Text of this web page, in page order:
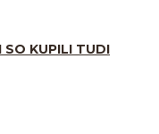
SO KUPILI TUDI